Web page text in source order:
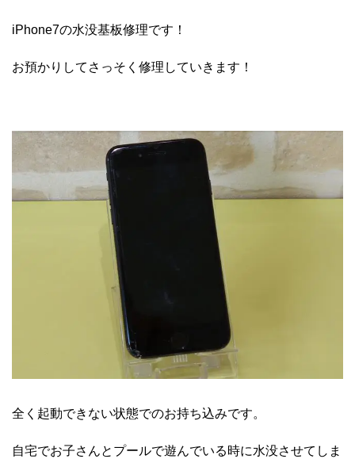
iPhone7の水没基板修理です！
お預かりしてさっそく修理していきます！
全く起動できない状態でのお持ち込みです。
自宅でお子さんとプールで遊んでいる時に水没させてしま